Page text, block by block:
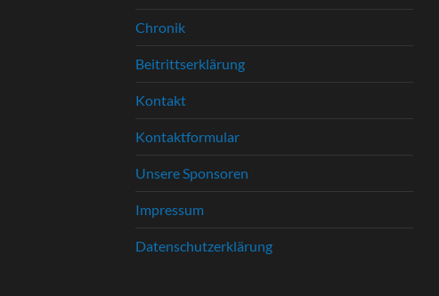
Chronik
Beitrittserklärung
Kontakt
Kontaktformular
Unsere Sponsoren
Impressum
Datenschutzerklärung